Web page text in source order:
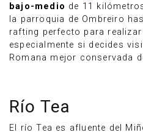
bajo-medio de 11
la parroquia de Ombreiro
rafting perfecto para
especialmente si decides
Romana mejor conservada
Río Tea
El río Tea es afluente del